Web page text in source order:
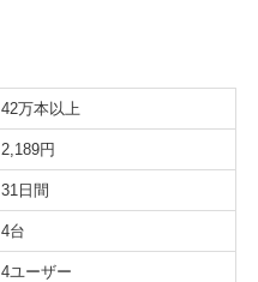
42万本以上
2,189円
31日間
4台
4ユーザー